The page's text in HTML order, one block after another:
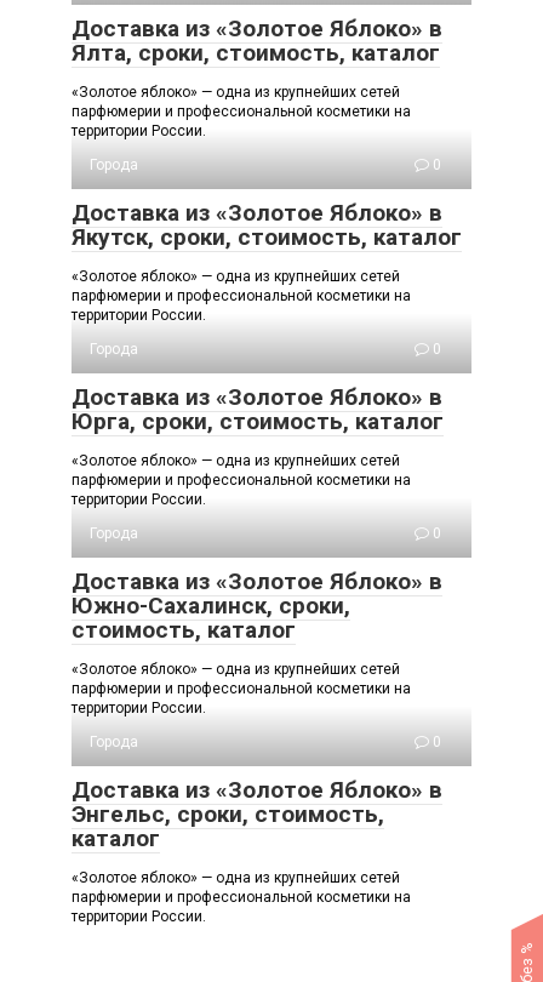
Доставка из «Золотое Яблоко» в
Ялта, сроки, стоимость, каталог
«Золотое яблоко» — одна из крупнейших сетей
парфюмерии и профессиональной косметики на
территории России.
Города
0
Доставка из «Золотое Яблоко» в
Якутск, сроки, стоимость, каталог
«Золотое яблоко» — одна из крупнейших сетей
парфюмерии и профессиональной косметики на
территории России.
Города
0
Доставка из «Золотое Яблоко» в
Юрга, сроки, стоимость, каталог
«Золотое яблоко» — одна из крупнейших сетей
парфюмерии и профессиональной косметики на
территории России.
Города
0
Доставка из «Золотое Яблоко» в
Южно-Сахалинск, сроки,
стоимость, каталог
«Золотое яблоко» — одна из крупнейших сетей
парфюмерии и профессиональной косметики на
территории России.
Города
0
Доставка из «Золотое Яблоко» в
Энгельс, сроки, стоимость,
каталог
«Золотое яблоко» — одна из крупнейших сетей
парфюмерии и профессиональной косметики на
территории России.